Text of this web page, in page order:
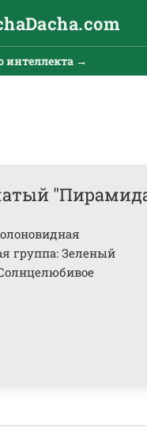
→
группа: Зеленый